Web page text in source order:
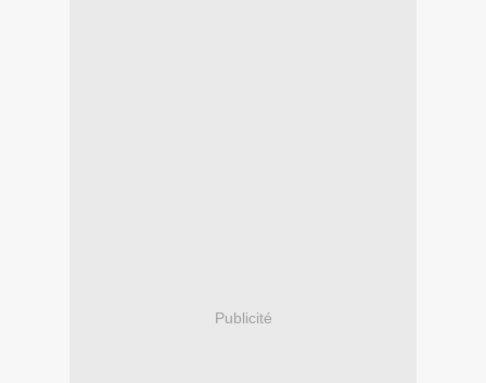
Publicité